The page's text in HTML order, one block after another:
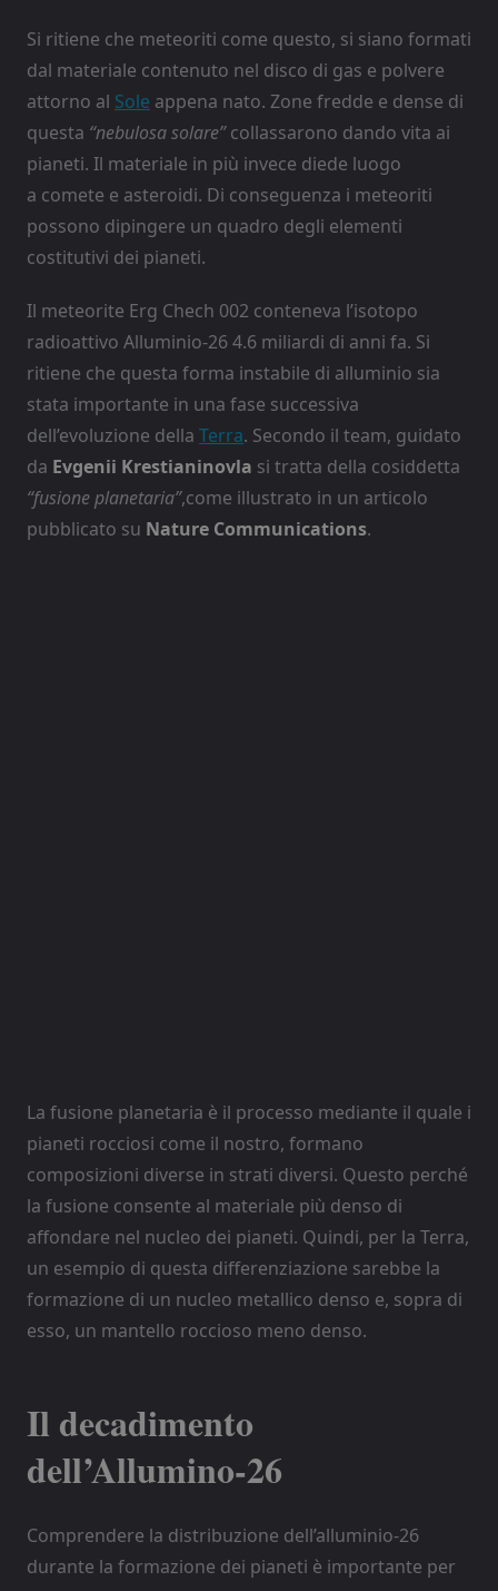
Si ritiene che meteoriti come questo, si siano formati
dal materiale contenuto nel disco di gas e polvere
attorno al Sole appena nato. Zone fredde e dense di
questa “nebulosa solare”collassarono dando vita ai
pianeti. Il materiale in più invece diede luogo
a comete e asteroidi. Di conseguenza i meteoriti
possono dipingere un quadro degli elementi
costitutivi dei pianeti.
Il meteorite Erg Chech 002 conteneva l’isotopo
radioattivo Alluminio-26 4.6 miliardi di anni fa. Si
ritiene che questa forma instabile di alluminio sia
stata importante in una fase successiva
dell’evoluzione della Terra. Secondo il team, guidato
da Evgenii Krestianinovla si tratta della cosiddetta
“fusione planetaria”,come illustrato in un articolo
pubblicato su Nature Communications.
La fusione planetaria è il processo mediante il quale i
pianeti rocciosi come il nostro, formano
composizioni diverse in strati diversi. Questo perché
la fusione consente al materiale più denso di
affondare nel nucleo dei pianeti. Quindi, per la Terra,
un esempio di questa differenziazione sarebbe la
formazione di un nucleo metallico denso e, sopra di
esso, un mantello roccioso meno denso.
Il decadimento
dell’Allumino-26
Comprendere la distribuzione dell’alluminio-26
durante la formazione dei pianeti è importante per